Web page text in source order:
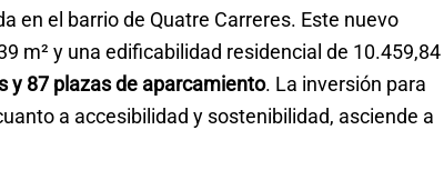
en el barrio de Quatre Carreres. Este nuevo
m² y una edificabilidad residencial de 10.459,84
y 87 plazas de aparcamiento. La inversión para
a accesibilidad y sostenibilidad, asciende a